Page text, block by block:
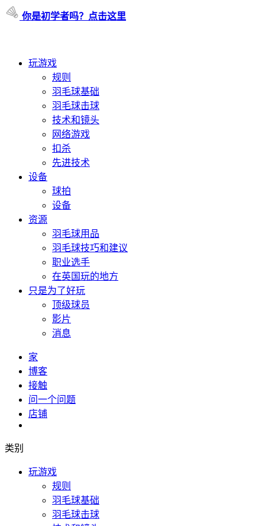
你是初学者吗？点击这里
玩游戏
规则
羽毛球基础
羽毛球击球
技术和镜头
网络游戏
扣杀
先进技术
设备
球拍
设备
资源
羽毛球用品
羽毛球技巧和建议
职业选手
在英国玩的地方
只是为了好玩
顶级球员
影片
消息
家
博客
接触
问一个问题
店铺
类别
玩游戏
规则
羽毛球基础
羽毛球击球